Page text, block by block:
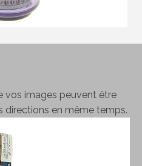
vos images peuvent être
directions en même temps.